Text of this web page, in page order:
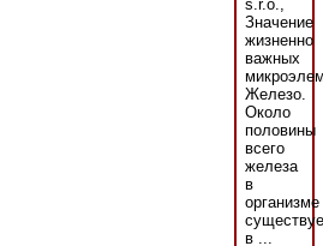
s.r.o.,
Значение
жизненно
важных
Железо.
Около
половины
всего
железа
в
организме
в ...